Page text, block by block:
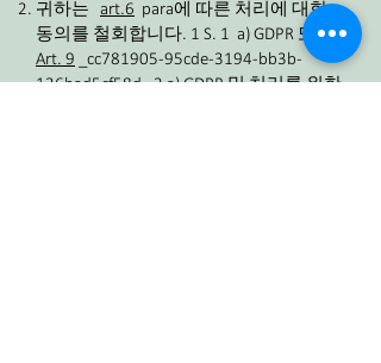
귀하는 art.6 para에 따른 처리에 대한
동의를 철회합니다. 1 S. 1 a) GDPR 또는
Art. 9 _cc781905-95cde-3194-bb3b-
136bad5cf58d_ 2 a) GDPR 및 처리를 위한